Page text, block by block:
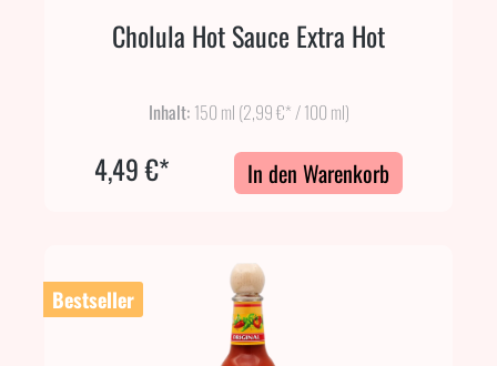
Cholula Hot Sauce Extra Hot
Inhalt: 150 ml (2,99 €* / 100 ml)
4,49 €* In den Warenkorb
Bestseller